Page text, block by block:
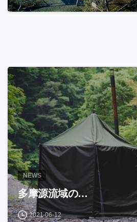
NEWS
多摩源流域の…
2021-06-12